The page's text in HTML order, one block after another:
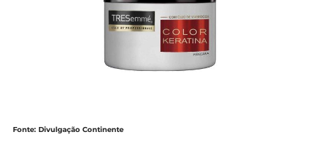
Fonte: Divulgação Continente